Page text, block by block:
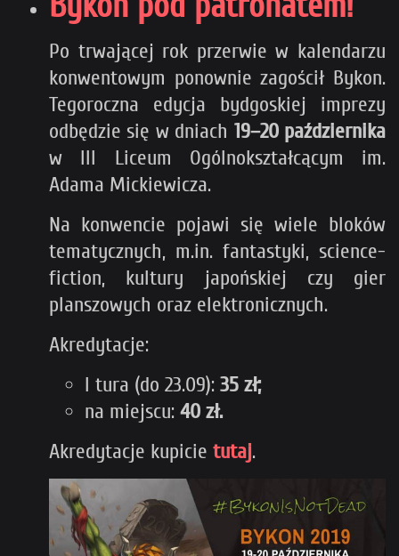
Po trwającej rok przerwie w kalendarzu
konwentowym ponownie zagościł Bykon.
Tegoroczna edycja bydgoskiej imprezy
odbędzie się w dniach 19–20 października
w III Liceum Ogólnokształcącym im.
Adama Mickiewicza.
Na konwencie pojawi się wiele bloków
tematycznych, m.in. fantastyki, science-
fiction, kultury japońskiej czy gier
planszowych oraz elektronicznych.
Akredytacje:
I tura (do 23.09): 35 zł;
na miejscu: 40 zł.
Akredytacje kupicie tutaj.